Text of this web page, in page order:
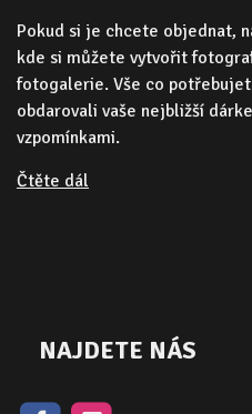
Pokud si je chcete objednat,
kde si můžete vytvořit
fotogalerie. Vše co
obdarovali vaše nejbližší
vzpomínkami.
Čtěte dál
NAJDETE NÁS